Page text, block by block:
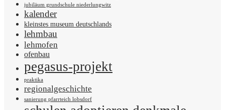
jubiläum grundschule niederlungwitz
kalender
kleinstes museum deutschlands
lehmbau
lehmofen
ofenbau
pegasus-projekt
praktika
regionalgeschichte
sanierung pfarrteich lobsdorf